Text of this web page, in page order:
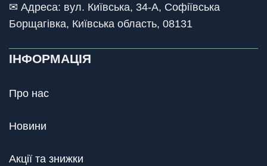
✉ Адреса: вул. Київська, 34-А, Софіївська
Борщагівка, Київська область, 08131
ІНФОРМАЦІЯ
Про нас
Новини
Акції та знижки